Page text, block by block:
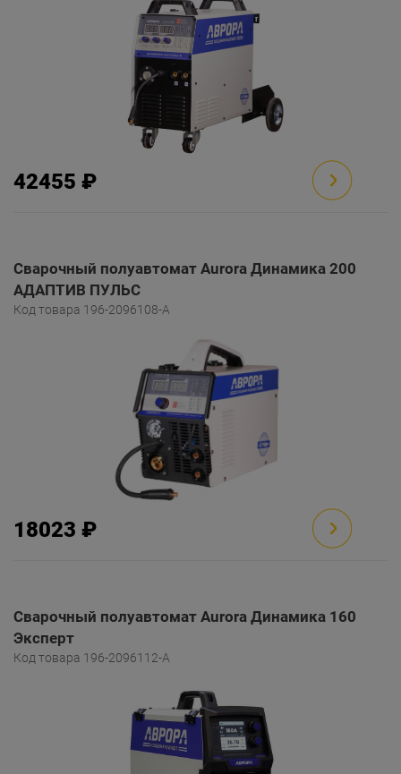
42455 ₽
Сварочный полуавтомат Aurora Динамика 200
АДАПТИВ ПУЛЬС
Код товара 196-2096108-A
18023 ₽
Сварочный полуавтомат Aurora Динамика 160
Эксперт
Код товара 196-2096112-A